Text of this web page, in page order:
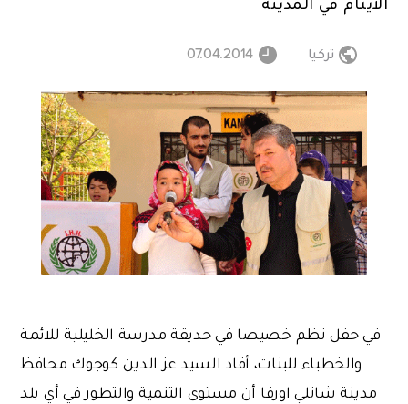
تركيا 07.04.2014
في حفل نظم خصيصا في حديقة مدرسة الخليلية للائمة
والخطباء للبنات، أفاد السيد عز الدين كوجوك محافظ
مدينة شانلي اورفا أن مستوى التنمية والتطور في أي بلد